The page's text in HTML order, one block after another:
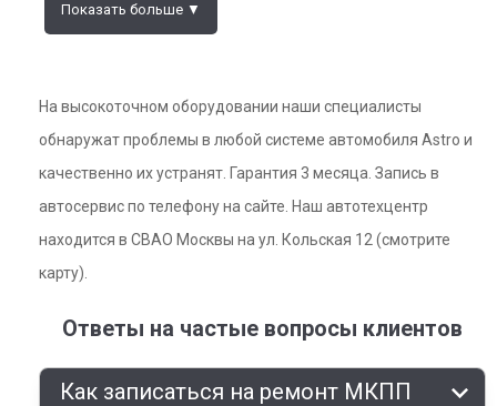
Показать больше ▼
На высокоточном оборудовании наши специалисты
обнаружат проблемы в любой системе автомобиля Astro и
качественно их устранят. Гарантия 3 месяца. Запись в
автосервис по телефону на сайте. Наш автотехцентр
находится в СВАО Москвы на ул. Кольская 12 (смотрите
карту).
Ответы на частые вопросы клиентов
Как записаться на ремонт МКПП